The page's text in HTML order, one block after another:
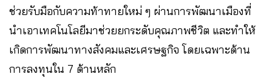
ช่วยรับมือกับความท้าทายใหม่ ๆ ผ่านการพัฒนาเมืองที่
นำเอาเทคโนโลยีมาช่วยยกระดับคุณภาพชีวิต และทำให้
เกิดการพัฒนาทางสังคมและเศรษฐกิจ โดยเฉพาะด้าน
การลงทุนใน 7 ด้านหลัก